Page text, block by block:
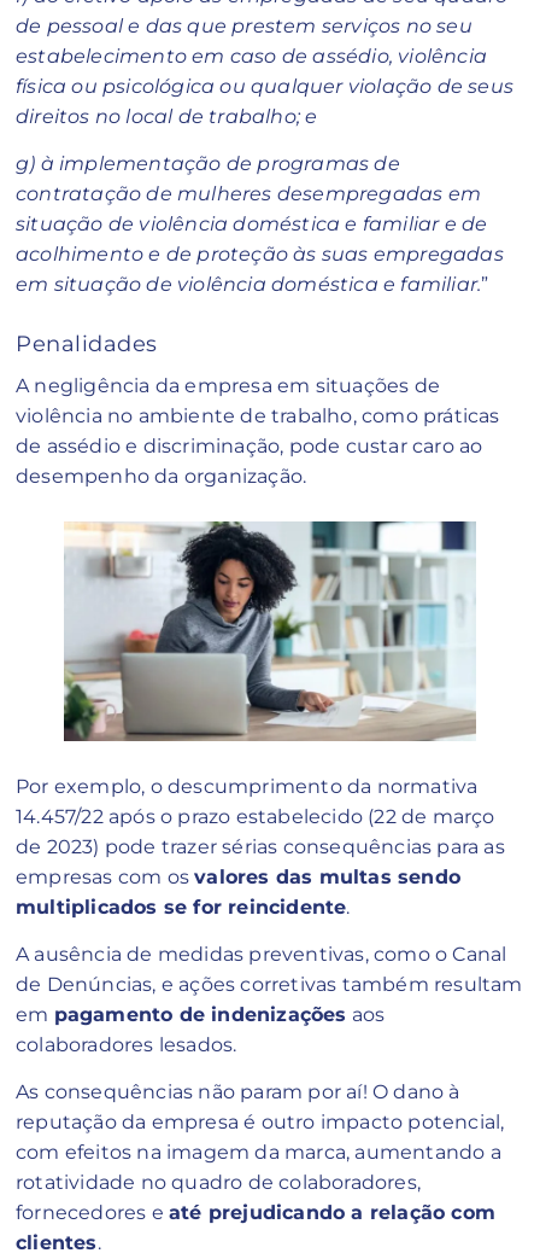
de pessoal e das que prestem serviços no seu
estabelecimento em caso de assédio, violência
física ou psicológica ou qualquer violação de seus
direitos no local de trabalho; e
g) à implementação de programas de
contratação de mulheres desempregadas em
situação de violência doméstica e familiar e de
acolhimento e de proteção às suas empregadas
em situação de violência doméstica e familiar.”
Penalidades
A negligência da empresa em situações de
violência no ambiente de trabalho, como práticas
de assédio e discriminação, pode custar caro ao
desempenho da organização.
Por exemplo, o descumprimento da normativa
14.457/22 após o prazo estabelecido (22 de março
de 2023) pode trazer sérias consequências para as
empresas com osvalores das multas sendo
multiplicados se for reincidente.
A ausência de medidas preventivas, como o Canal
de Denúncias, e ações corretivas também resultam
em pagamento de indenizações aos
colaboradores lesados.
As consequências não param por aí! O dano à
reputação da empresa é outro impacto potencial,
com efeitos na imagem da marca, aumentando a
rotatividade no quadro de colaboradores,
fornecedores e até prejudicando a relação com
clientes.